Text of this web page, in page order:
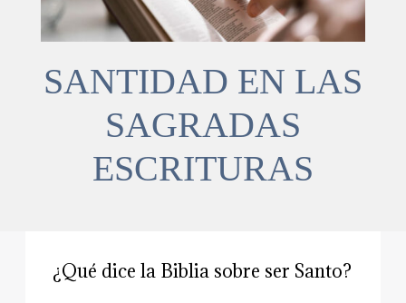
SANTIDAD EN LAS
SAGRADAS
ESCRITURAS
¿Qué dice la Biblia sobre ser Santo?